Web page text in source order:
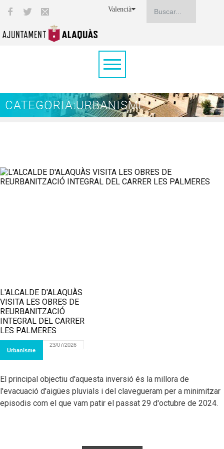
Valencià
CATEGORIA:URBANISME
L'ALCALDE D'ALAQUÀS
VISITA LES OBRES DE
REURBANITZACIÓ
INTEGRAL DEL CARRER
LES PALMERES
Urbanisme
23/07/2026
El principal objectiu d'aquesta inversió és la millora de
l'evacuació d'aigües pluvials i del clavegueram per a minimitzar
episodis com el que vam patir el passat 29 d'octubre de 2024.